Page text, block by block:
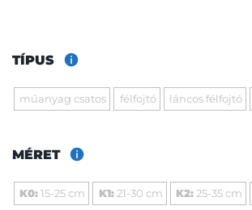
TÍPUS
műanyag csatos félfojtó láncos félfojtó
MÉRET
K0:15-25 cm K1:21-30 cm K2: 25-35 cm